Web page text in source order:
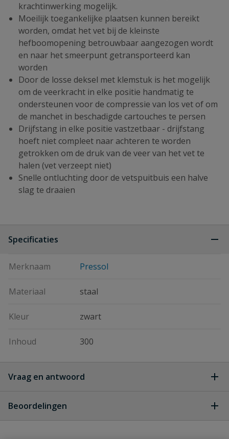
krachtinwerking mogelijk.
Moeilijk toegankelijke plaatsen kunnen bereikt
worden, omdat het vet bij de kleinste
hefboomopening betrouwbaar aangezogen wordt
en naar het smeerpunt getransporteerd kan
worden
Door de losse deksel met klemstuk is het mogelijk
om de veerkracht in elke positie handmatig te
ondersteunen voor de compressie van los vet of om
de manchet in beschadigde cartouches te persen
Drijfstang in elke positie vastzetbaar - drijfstang
hoeft niet compleet naar achteren te worden
getrokken om de druk van de veer van het vet te
halen (vet verzeept niet)
Snelle ontluchting door de vetspuitbuis een halve
slag te draaien
Specificaties
Merknaam Pressol
Materiaal staal
Kleur zwart
Inhoud 300
Vraag en antwoord
Beoordelingen